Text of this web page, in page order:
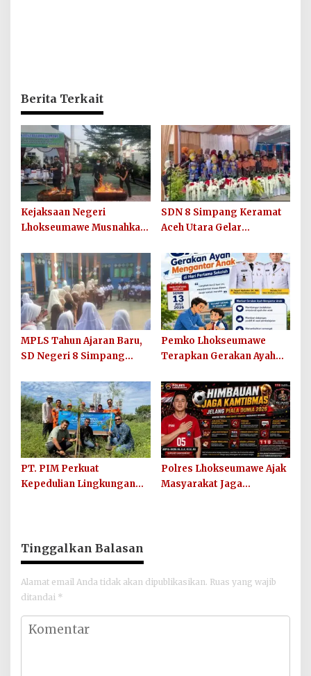
Berita Terkait
Kejaksaan Negeri
Lhokseumawe Musnahkan
Berkekuatan Hukum Tetap
dan Sosialisasikan Lelang
Barang Rampasan
SDN 8 Simpang Keramat
Aceh Utara Gelar
Tahun Ajaran 2026/2027
MPLS Tahun Ajaran Baru,
SD Negeri 8 Simpang
Sekolah Berkualitas dan
Berkarakter
Pemko Lhokseumawe
Terapkan Gerakan Ayah
Sekolah
PT. PIM Perkuat
Kepedulian Lingkungan
Polres Lhokseumawe Ajak
Masyarakat Jaga
Tinggalkan Balasan
Alamat email Anda tidak akan dipublikasikan. Ruas yang wajib
ditandai *